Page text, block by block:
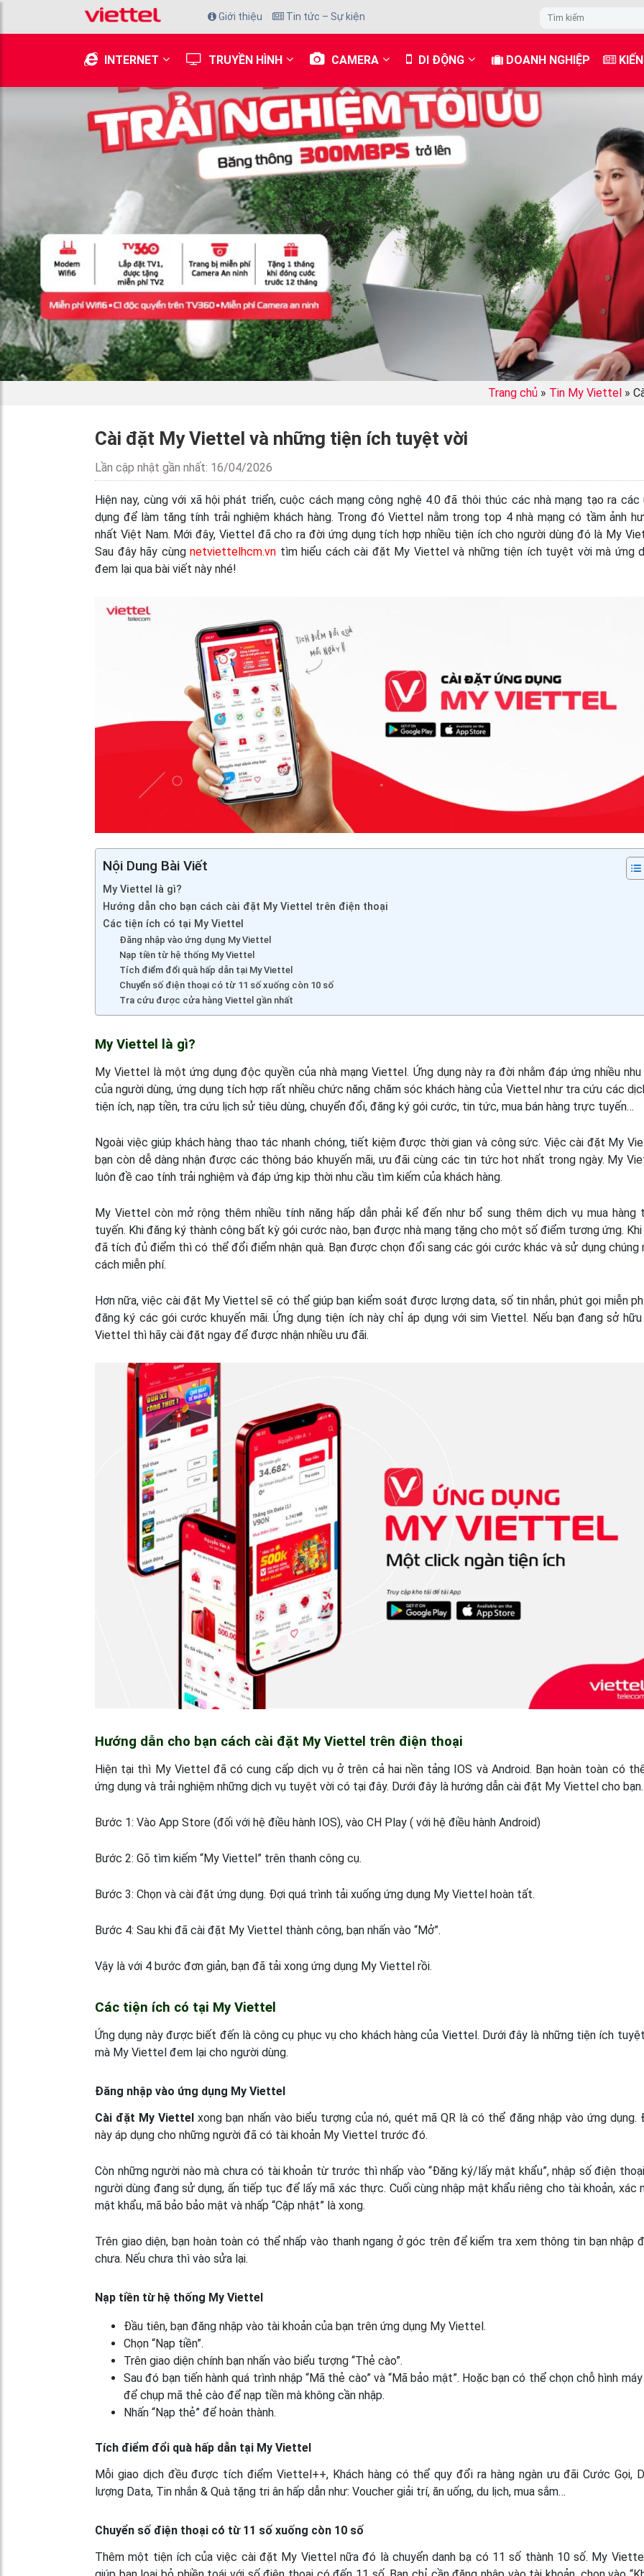
Giới thiệu Tin tức – Sự kiện
INTERNET TRUYỀN HÌNH CAMERA DI ĐỘNG DOANH NGHIỆP
Trang chủ» Tin My Viettel»
Cài đặt My Viettel và những tiện ích tuyệt vời
Lần cập nhật gần nhất: 16/04/2026
Hiện nay, cùng với xã hội phát triển, cuộc cách mạng công nghệ 4.0 đã thôi thúc các nhà mạng tạo ra các
dụng để làm tăng tính trải nghiệm khách hàng. Trong đó Viettel nằm trong top 4 nhà mạng có tầm ảnh
nhất Việt Nam. Mới đây, Viettel đã cho ra đời ứng dụng tích hợp nhiều tiện ích cho người dùng đó là My
Sau đây hãy cùng netviettelhcm.vn tìm hiểu cách cài đặt My Viettel và những tiện ích tuyệt vời mà ứng
đem lại qua bài viết này nhé!
Nội Dung Bài Viết
My Viettel là gì?
Hướng dẫn cho bạn cách cài đặt My Viettel trên điện thoại
Các tiện ích có tại My Viettel
Đăng nhập vào ứng dụng My Viettel
Nạp tiền từ hệ thống My Viettel
Tích điểm đổi quà hấp dẫn tại My Viettel
Chuyển số điện thoại có từ 11 số xuống còn 10 số
Tra cứu được cửa hàng Viettel gần nhất
My Viettel là gì?
My Viettel là một ứng dụng độc quyền của nhà mạng Viettel. Ứng dụng này ra đời nhằm đáp ứng nhiều nhu
của người dùng, ứng dụng tích hợp rất nhiều chức năng chăm sóc khách hàng của Viettel như tra cứu các
tiện ích, nạp tiền, tra cứu lịch sử tiêu dùng, chuyển đổi, đăng ký gói cước, tin tức, mua bán hàng trực tuyến…
Ngoài việc giúp khách hàng thao tác nhanh chóng, tiết kiệm được thời gian và công sức. Việccài đặt My
bạn còn dễ dàng nhận được các thông báo khuyến mãi, ưu đãi cùng các tin tức hot nhất trong ngày. My
luôn đề cao tính trải nghiệm và đáp ứng kịp thời nhu cầu tìm kiếm của khách hàng.
My Viettel còn mở rộng thêm nhiều tính năng hấp dẫn phải kể đến như bổ sung thêm dịch vụ mua hàng
tuyến. Khi đăng ký thành công bất kỳ gói cước nào, bạn được nhà mạng tặng cho một số điểm tương ứng. Khi
đã tích đủ điểm thì có thể đổi điểm nhận quà. Bạn được chọn đổi sang các gói cước khác và sử dụng chúng
cách miễn phí.
Hơn nữa, việc cài đặt My Viettel sẽ có thể giúp bạn kiểm soát được lượng data, số tin nhắn, phút gọi miễn
đăng ký các gói cước khuyến mãi. Ứng dụng tiện ích này chỉ áp dụng với sim Viettel. Nếu bạn đang sở hữu
Viettel thì hãy cài đặt ngay để được nhận nhiều ưu đãi.
Hướng dẫn cho bạn cách cài đặt My Viettel trên điện thoại
Hiện tại thì My Viettel đã có cung cấp dịch vụ ở trên cả hai nền tảng IOS và Android. Bạn hoàn toàn có
ứng dụng và trải nghiệm những dịch vụ tuyệt vời có tại đây. Dưới đây là hướng dẫn cài đặt My Viettel cho bạn.
Bước 1: Vào App Store (đối với hệ điều hành IOS), vào CH Play ( với hệ điều hành Android)
Bước 2: Gõ tìm kiếm “My Viettel” trên thanh công cụ.
Bước 3: Chọn và cài đặt ứng dụng. Đợi quá trình tải xuống ứng dụng My Viettel hoàn tất.
Bước 4: Sau khi đã cài đặt My Viettel thành công, bạn nhấn vào “Mở”.
Vậy là với 4 bước đơn giản, bạn đã tải xong ứng dụng My Viettel rồi.
Các tiện ích có tại My Viettel
Ứng dụng này được biết đến là công cụ phục vụ cho khách hàng của Viettel. Dưới đây là những tiện ích
mà My Viettel đem lại cho người dùng.
Đăng nhập vào ứng dụng My Viettel
Cài đặt My Viettelxong bạn nhấn vào biểu tượng của nó, quét mã QR là có thể đăng nhập vào ứng dụng.
này áp dụng cho những người đã có tài khoản My Viettel trước đó.
Còn những người nào mà chưa có tài khoản từ trước thì nhấp vào “Đăng ký/lấy mật khẩu”, nhập số điện
người dùng đang sử dụng, ấn tiếp tục để lấy mã xác thực. Cuối cùng nhập mật khẩu riêng cho tài khoản, xác
mật khẩu, mã bảo bảo mật và nhấp “Cập nhật” là xong.
Trên giao diện, bạn hoàn toàn có thể nhấp vào thanh ngang ở góc trên để kiểm tra xem thông tin bạn nhập
chưa. Nếu chưa thì vào sửa lại.
Nạp tiền từ hệ thống My Viettel
Đầu tiên, bạn đăng nhập vào tài khoản của bạn trên ứng dụng My Viettel.
Chọn “Nạp tiền”.
Trên giao diện chính bạn nhấn vào biểu tượng “Thẻ cào”.
Sau đó bạn tiến hành quá trình nhập “Mã thẻ cào” và “Mã bảo mật”. Hoặc bạn có thể chọn chỗ hình máy
để chụp mã thẻ cào để nạp tiền mà không cần nhập.
Nhấn “Nạp thẻ” để hoàn thành.
Tích điểm đổi quà hấp dẫn tại My Viettel
Mỗi giao dịch đều được tích điểm Viettel++, Khách hàng có thể quy đổi ra hàng ngàn ưu đãi Cước Gọi,
lượng Data, Tin nhắn & Quà tặng tri ân hấp dẫn như: Voucher giải trí, ăn uống, du lịch, mua sắm…
Chuyển số điện thoại có từ 11 số xuống còn 10 số
Thêm một tiện ích của việc cài đặt My Viettelnữa đó là chuyển danh bạ có 11 số thành 10 số. My